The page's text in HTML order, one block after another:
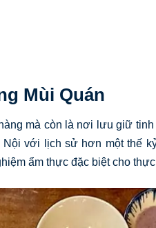
Mùi Quán
mà còn là nơi lưu giữ
với lịch sử hơn một thế
ẩm thực đặc biệt cho